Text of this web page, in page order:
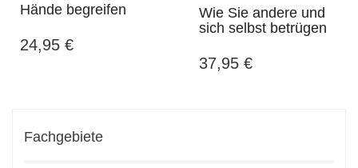
Hände begreifen
24,95 €
Wie Sie andere und
sich selbst betrügen
37,95 €
Fachgebiete